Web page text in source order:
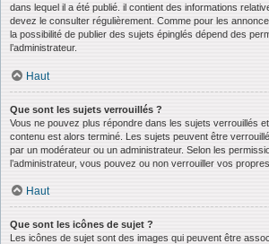
dans lequel il a été publié. il contient des informations
devez le consulter régulièrement. Comme pour les
la possibilité de publier des sujets épinglés dépend des
l’administrateur.
Haut
Que sont les sujets verrouillés ?
Vous ne pouvez plus répondre dans les sujets verrouillés
contenu est alors terminé. Les sujets peuvent être
par un modérateur ou un administrateur. Selon les
l’administrateur, vous pouvez ou non verrouiller vos
Haut
Que sont les icônes de sujet ?
Les icônes de sujet sont des images qui peuvent être